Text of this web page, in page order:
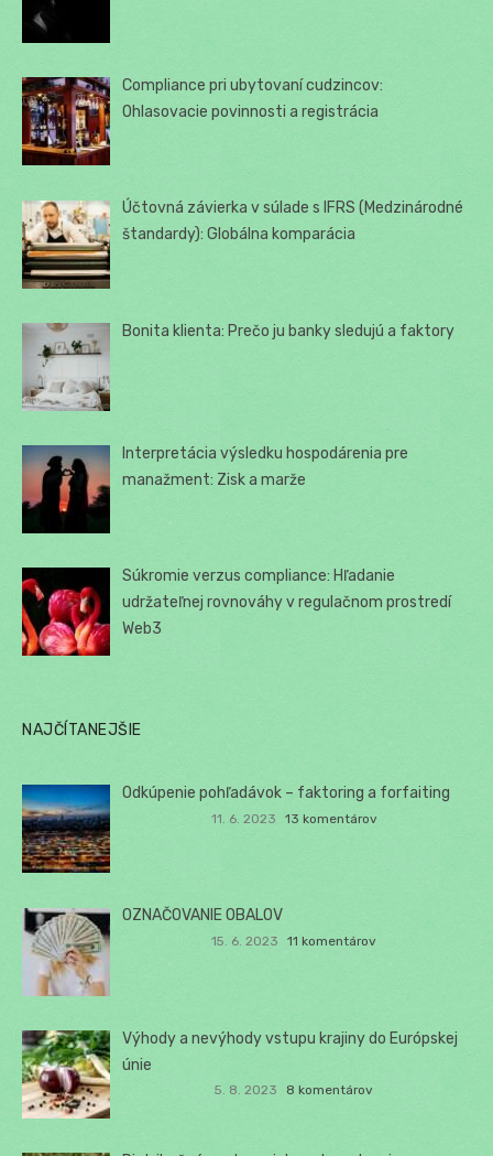
Compliance pri ubytovaní cudzincov:
Ohlasovacie povinnosti a registrácia
Účtovná závierka v súlade s IFRS (Medzinárodné
štandardy): Globálna komparácia
Bonita klienta: Prečo ju banky sledujú a faktory
Interpretácia výsledku hospodárenia pre
manažment: Zisk a marže
Súkromie verzus compliance: Hľadanie
udržateľnej rovnováhy v regulačnom prostredí
Web3
NAJČÍTANEJŠIE
Odkúpenie pohľadávok – faktoring a forfaiting
11. 6. 2023 13 komentárov
OZNAČOVANIE OBALOV
15. 6. 2023 11 komentárov
Výhody a nevýhody vstupu krajiny do Európskej
únie
5. 8. 2023 8 komentárov